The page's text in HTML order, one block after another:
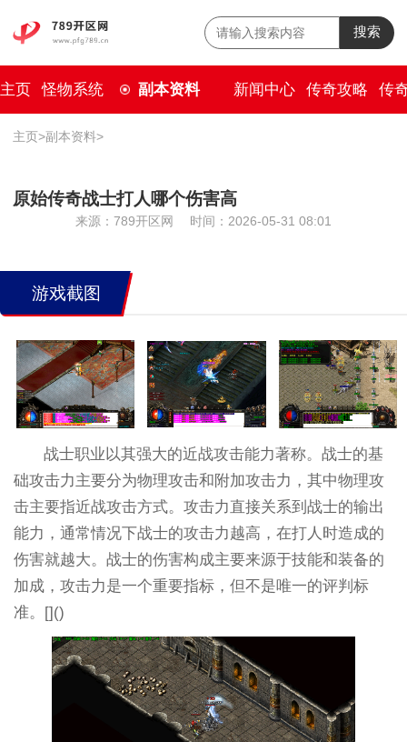
搜索
主页 怪物系统 副本资料 新闻中心 传奇攻略 传
主页>副本资料>
原始传奇战士打人哪个伤害高
来源：789开区网 时间：2026-05-31 08:01
游戏截图
战士职业以其强大的近战攻击能力著称。战士的基
础攻击力主要分为物理攻击和附加攻击力，其中物理攻
击主要指近战攻击方式。攻击力直接关系到战士的输出
能力，通常情况下战士的攻击力越高，在打人时造成的
伤害就越大。战士的伤害构成主要来源于技能和装备的
加成，攻击力是一个重要指标，但不是唯一的评判标
准。[]()